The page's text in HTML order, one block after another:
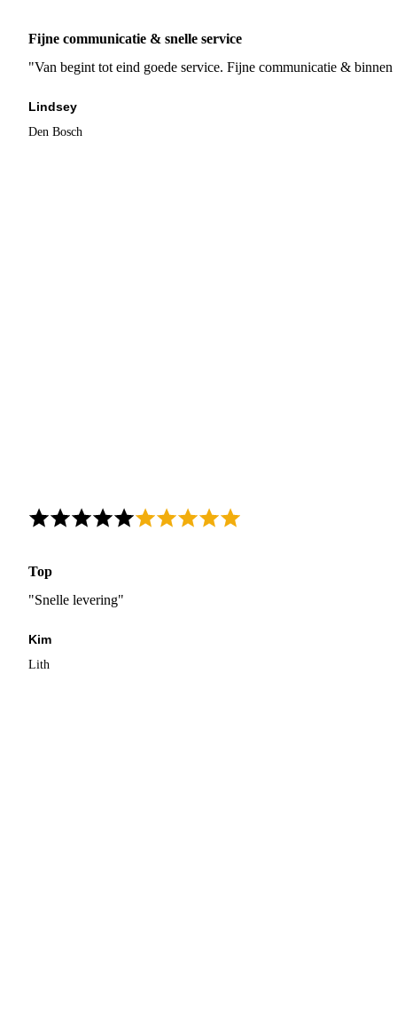
Fijne communicatie & snelle service
"Van begint tot eind goede service. Fijne communicatie &
Lindsey
Den Bosch
Top
"Snelle levering"
Kim
Lith